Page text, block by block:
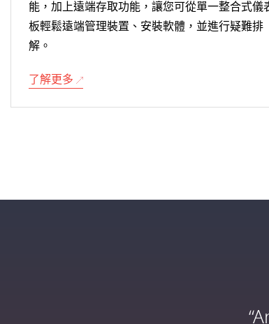
能，加上遠端存取功能，讓您可從單一整合式儀
板輕鬆遠端管理裝置、安裝軟體，並進行疑難排
解。
了解更多